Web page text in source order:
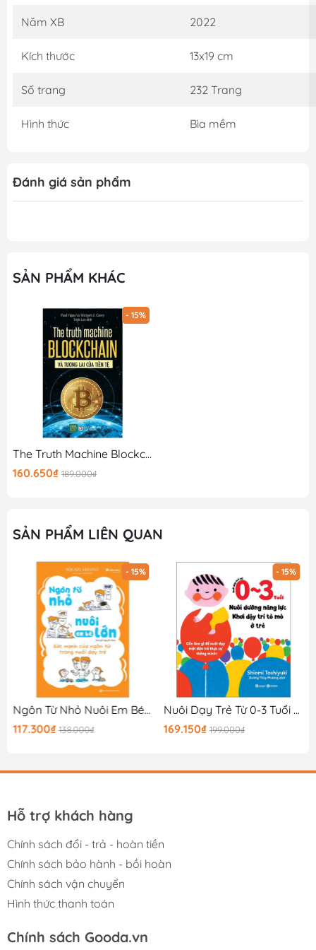
ích cùng những trải nghiệm thật tuyệt vời, hy vọng đây
Năm XB 2022
Kích thước 13x19 cm
Số trang 232 Trang
Hình thức Bìa mềm
Đánh giá sản phẩm
SẢN PHẨM KHÁC
- 15%
The Truth Machine Blockchain Và Tương Lai Của Tiền Tệ
160.650₫ 189.000₫
SẢN PHẨM LIÊN QUAN
- 15%
Ngôn Từ Nhỏ Nuôi Em Bé Lớn - Sức Mạnh Của Ngôn Từ Trong Nuôi Dạy Trẻ
117.300₫ 138.000₫
- 15%
Nuôi Dạy Trẻ Từ 0-3 Tuổi - Nuôi Dưỡng Năng Lực - Khơi Dậy Trí Tò Mò Ở Trẻ
169.150₫ 199.000₫
Hỗ trợ khách hàng
Chính sách đổi - trả - hoàn tiền
Chính sách bảo hành - bồi hoàn
Chính sách vận chuyển
Hình thức thanh toán
Chính sách Gooda.vn